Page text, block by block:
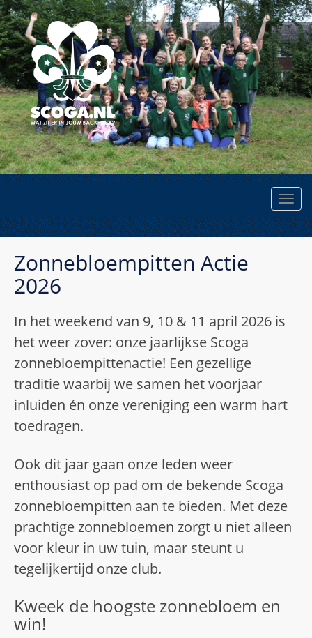
Zonnebloempitten Actie
2026
In het weekend van 9, 10 & 11 april 2026 is
het weer zover: onze jaarlijkse Scoga
zonnebloempittenactie! Een gezellige
traditie waarbij we samen het voorjaar
inluiden én onze vereniging een warm hart
toedragen.
Ook dit jaar gaan onze leden weer
enthousiast op pad om de bekende Scoga
zonnebloempitten aan te bieden. Met deze
prachtige zonnebloemen zorgt u niet alleen
voor kleur in uw tuin, maar steunt u
tegelijkertijd onze club.
Kweek de hoogste zonnebloem en
win!